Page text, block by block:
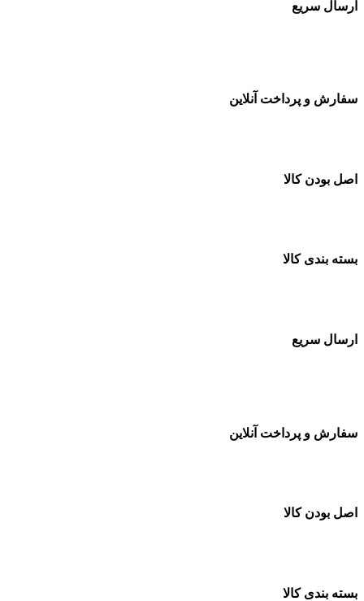
ارسال سریع
سفارش و پرداخت آنلاین
اصل بودن کالا
بسته بندی کالا
ارسال سریع
سفارش و پرداخت آنلاین
اصل بودن کالا
بسته بندی کالا